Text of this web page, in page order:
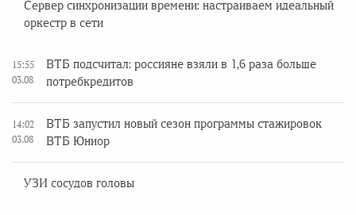
Сервер синхронизации времени: настраиваем идеальный
оркестр в сети
15:55
03.08
ВТБ подсчитал: россияне взяли в 1,6 раза больше
потребкредитов
14:02
03.08
ВТБ запустил новый сезон программы стажировок
ВТБ Юниор
УЗИ сосудов головы